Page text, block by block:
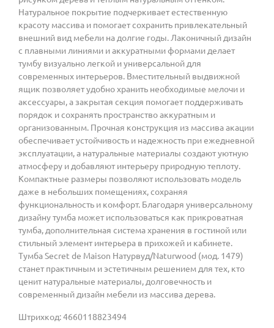
Натуральное покрытие подчеркивает естественную
красоту массива и помогает сохранить привлекательный
внешний вид мебели на долгие годы. Лаконичный дизайн
с плавными линиями и аккуратными формами делает
тумбу визуально легкой и универсальной для
современных интерьеров. Вместительный выдвижной
ящик позволяет удобно хранить необходимые мелочи и
аксессуары, а закрытая секция помогает поддерживать
порядок и сохранять пространство аккуратным и
организованным. Прочная конструкция из массива акации
обеспечивает устойчивость и надежность при ежедневной
эксплуатации, а натуральные материалы создают уютную
атмосферу и добавляют интерьеру природную теплоту.
Компактные размеры позволяют использовать модель
даже в небольших помещениях, сохраняя
функциональность и комфорт. Благодаря универсальному
дизайну тумба может использоваться как прикроватная
тумба, дополнительная система хранения в гостиной или
стильный элемент интерьера в прихожей и кабинете.
Тумба Secret de Maison Натурвуд/Naturwood (мод. 1479)
станет практичным и эстетичным решением для тех, кто
ценит натуральные материалы, долговечность и
современный дизайн мебели из массива дерева.
Штрихкод: 4660118823494